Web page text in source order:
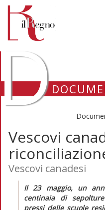
Vescovi
Vescovi canadesi
Il 23 maggio, un
centinaia di
pressi delle scuole